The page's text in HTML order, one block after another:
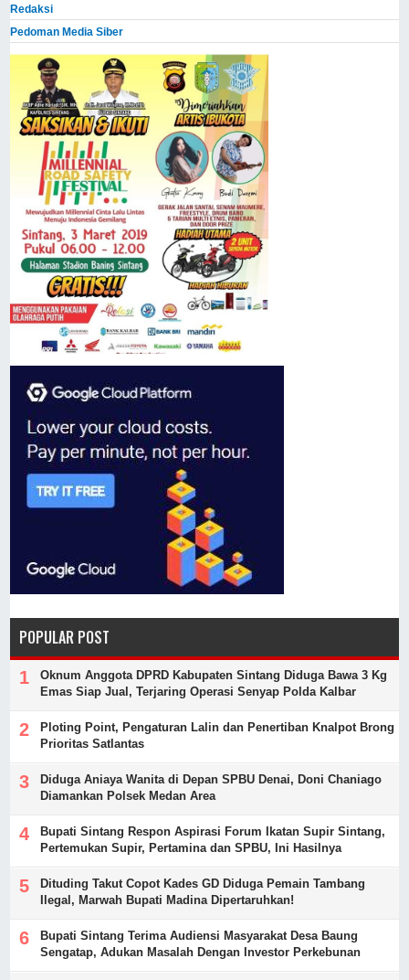
Redaksi
Pedoman Media Siber
POPULAR POST
Oknum Anggota DPRD Kabupaten Sintang Diduga Bawa 3 Kg
Emas Siap Jual, Terjaring Operasi Senyap Polda Kalbar
Ploting Point, Pengaturan Lalin dan Penertiban Knalpot Brong
Prioritas Satlantas
Diduga Aniaya Wanita di Depan SPBU Denai, Doni Chaniago
Diamankan Polsek Medan Area
Bupati Sintang Respon Aspirasi Forum Ikatan Supir Sintang,
Pertemukan Supir, Pertamina dan SPBU, Ini Hasilnya
Dituding Takut Copot Kades GD Diduga Pemain Tambang
Ilegal, Marwah Bupati Madina Dipertaruhkan!
Bupati Sintang Terima Audiensi Masyarakat Desa Baung
Sengatap, Adukan Masalah Dengan Investor Perkebunan